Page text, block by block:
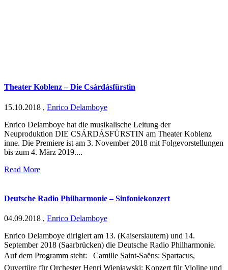
Theater Koblenz – Die Csárdásfürstin
15.10.2018 , Enrico Delamboye
Enrico Delamboye hat die musikalische Leitung der
Neuproduktion DIE CSÁRDÁSFÜRSTIN am Theater Koblenz
inne. Die Premiere ist am 3. November 2018 mit Folgevorstellungen
bis zum 4. März 2019....
Read More
Deutsche Radio Philharmonie – Sinfoniekonzert
04.09.2018 , Enrico Delamboye
Enrico Delamboye dirigiert am 13. (Kaiserslautern) und 14.
September 2018 (Saarbrücken) die Deutsche Radio Philharmonie.
Auf dem Programm steht: Camille Saint-Saëns: Spartacus,
Ouvertüre für Orchester Henri Wieniawski: Konzert für Violine und